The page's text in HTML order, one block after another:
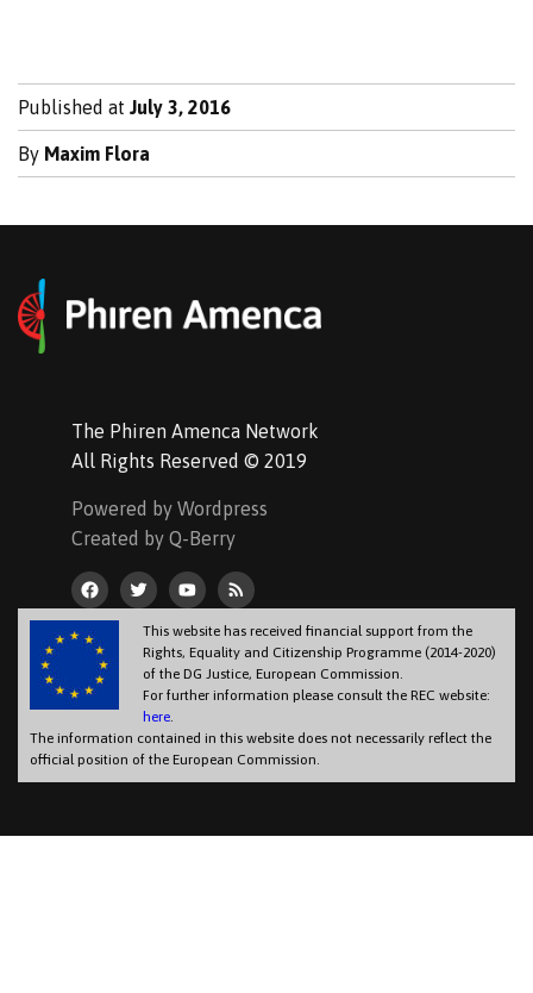
Published at July 3, 2016
By Maxim Flora
The Phiren Amenca Network
All Rights Reserved © 2019
Powered by Wordpress
Created by Q-Berry
This website has received financial support from the
Rights, Equality and Citizenship Programme (2014-2020)
of the DG Justice, European Commission.
For further information please consult the REC website:
here.
The information contained in this website does not necessarily reflect the
official position of the European Commission.